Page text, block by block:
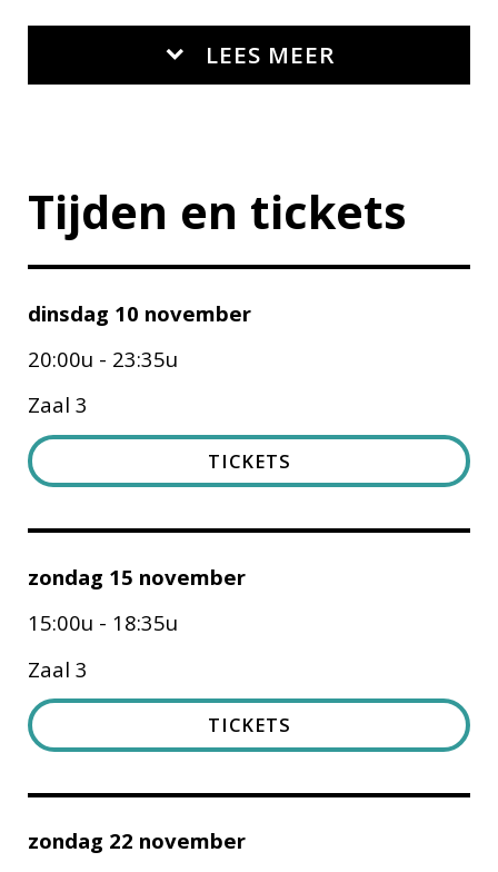
LEES MEER
Tijden en tickets
dinsdag 10 november
20:00u - 23:35u
Zaal 3
TICKETS
zondag 15 november
15:00u - 18:35u
Zaal 3
TICKETS
zondag 22 november